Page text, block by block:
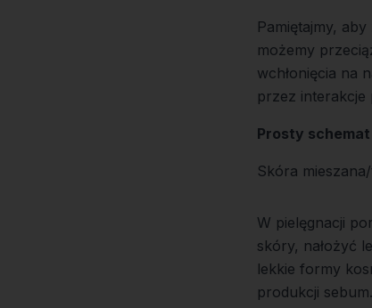
Pamiętajmy,
możemy
wchłonięcia na
przez interakcje
Prosty
Skóra
W pielęgnacji
skóry, nałożyć
lekkie formy
produkcji